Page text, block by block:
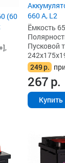
(60
660 А, L2
Ёмкость
Пусковой
249р.
267р.
Купить